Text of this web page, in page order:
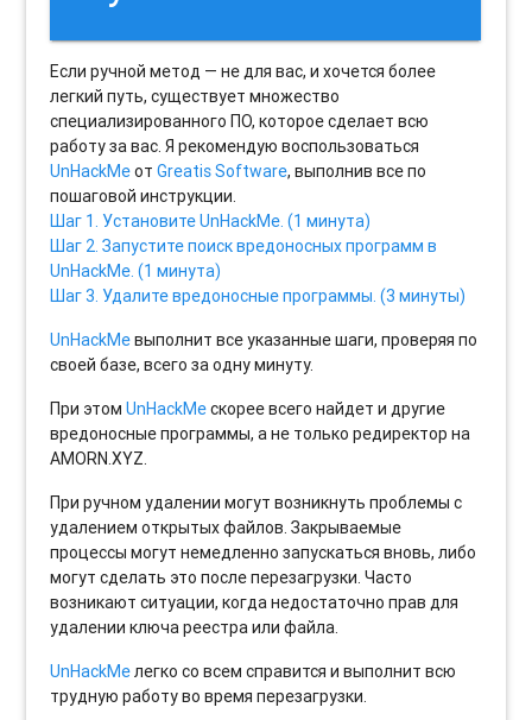
Если ручной метод — не для вас, и хочется более
легкий путь, существует множество
специализированного ПО, которое сделает всю
работу за вас. Я рекомендую воспользоваться
UnHackMeотGreatis Software, выполнив все по
пошаговой инструкции.
Шаг 1. Установите UnHackMe. (1 минута)
Шаг 2. Запустите поиск вредоносных программ в
UnHackMe. (1 минута)
Шаг 3. Удалите вредоносные программы. (3 минуты)
UnHackMeвыполнит все указанные шаги, проверяя по
своей базе, всего за одну минуту.
При этомUnHackMeскорее всего найдет и другие
вредоносные программы, а не только редиректор на
AMORN.XYZ.
При ручном удалении могут возникнуть проблемы с
удалением открытых файлов. Закрываемые
процессы могут немедленно запускаться вновь, либо
могут сделать это после перезагрузки. Часто
возникают ситуации, когда недостаточно прав для
удалении ключа реестра или файла.
UnHackMeлегко со всем справится и выполнит всю
трудную работу во время перезагрузки.